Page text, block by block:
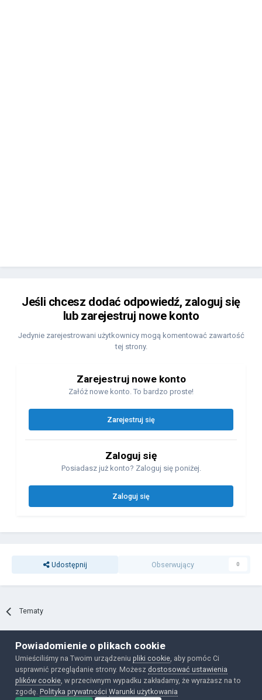
Jeśli chcesz dodać odpowiedź, zaloguj się
lub zarejestruj nowe konto
Jedynie zarejestrowani użytkownicy mogą komentować zawartość
tej strony.
Zarejestruj nowe konto
Załóż nowe konto. To bardzo proste!
Zarejestruj się
Zaloguj się
Posiadasz już konto? Zaloguj się poniżej.
Zaloguj się
Udostępnij Obserwujący 0
Tematy
Polityka prywatności Ciasteczka
Powered by Invision Community
Powiadomienie o plikach cookie
Umieściliśmy na Twoim urządzeniupliki cookie , aby pomóc Ci
usprawnić przeglądanie strony. Możesz dostosować ustawienia
plików cookie , w przeciwnym wypadku zakładamy, że wyrażasz na to
zgodę.Polityka prywatności Warunki użytkowania